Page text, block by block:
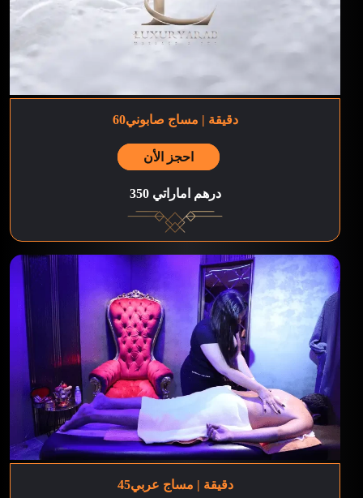
60دقيقة | مساج صابوني
احجز الأن
350 درهم اماراتي
45دقيقة | مساج عربي